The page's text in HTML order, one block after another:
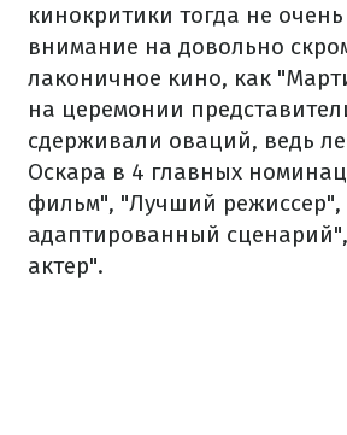
кинокритики тогда не
внимание на довольно
лаконичное кино, как
на церемонии
сдерживали оваций, ведь
Оскара в 4 главных
фильм", "Лучший
адаптированный
актер".